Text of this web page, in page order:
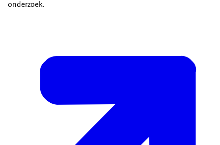
onderzoek.